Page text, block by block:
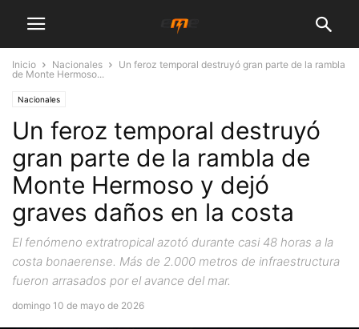
Inicio Nacionales
Un feroz temporal destruyó gran parte de la rambla
de Monte Hermoso...
Nacionales
Un feroz temporal destruyó
gran parte de la rambla de
Monte Hermoso y dejó
graves daños en la costa
El fenómeno extratropical azotó durante casi 48 horas a la
costa bonaerense. Más de 2.000 metros de infraestructura
fueron arrasados por el avance del mar.
domingo 10 de mayo de 2026